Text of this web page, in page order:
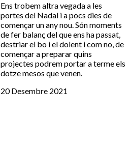
Ens trobem altra vegada a les
portes del Nadal i a pocs dies de
començar un any nou. Són moments
de fer balanç del que ens ha passat,
destriar el bo i el dolent i com no, de
començar a preparar quins
projectes podrem portar a terme els
dotze mesos que venen.
20 Desembre 2021